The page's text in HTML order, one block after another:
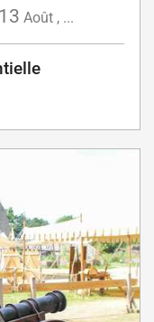
13 Août , ...